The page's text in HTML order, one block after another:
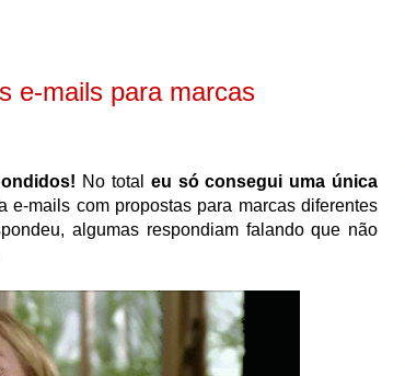
e-mails para marcas
No total eu só consegui uma única
mails com propostas para marcas diferentes
algumas respondiam falando que não